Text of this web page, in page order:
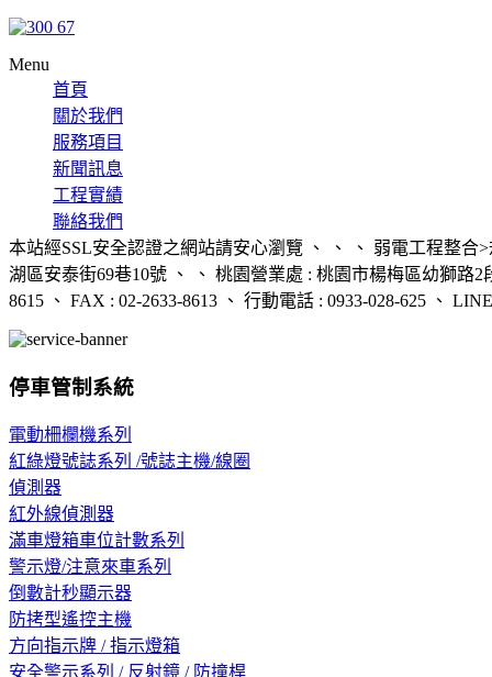
Menu
首頁
關於我們
服務項目
新聞訊息
工程實績
聯絡我們
本站經SSL安全認證之網站請安心瀏覽 、 、 、 弱電工程整
湖區安泰街69巷10號 、 、 桃園營業處 : 桃園市楊梅區幼獅路
8615 、 FAX : 02-2633-8613 、 行動電話 : 0933-028-625 、
停車管制系統
電動柵欄機系列
紅綠燈號誌系列 /號誌主機/線圈
偵測器
紅外線偵測器
滿車燈箱車位計數系列
警示燈/注意來車系列
倒數計秒顯示器
防拷型遙控主機
方向指示牌 / 指示燈箱
安全警示系列 / 反射鏡 / 防撞桿